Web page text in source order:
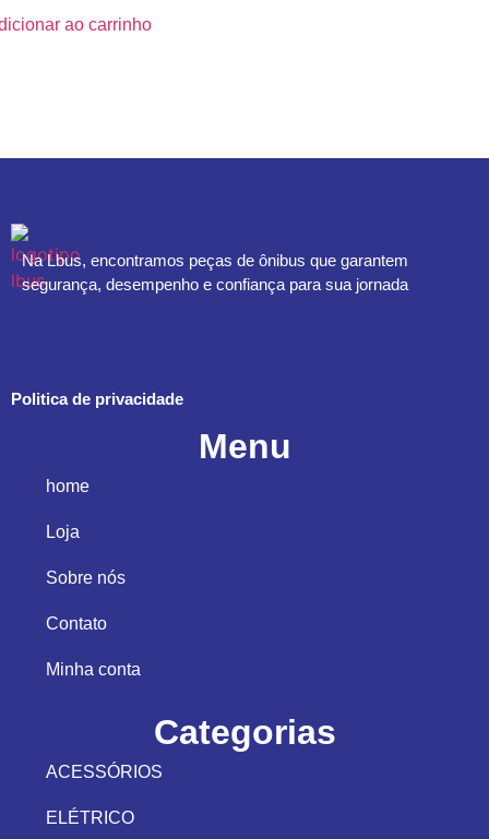
ao carrinho
Na Lbus, encontramos peças de ônibus que garantem
segurança, desempenho e confiança para sua jornada
Politica de privacidade
Menu
home
Loja
Sobre nós
Contato
Minha conta
Categorias
ACESSÓRIOS
ELÉTRICO